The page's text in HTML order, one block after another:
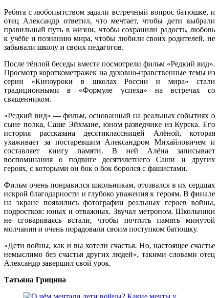
Ребята с любопытством задали встречный вопрос батюшке, и
отец Александр ответил, что мечтает, чтобы дети выбрали
правильный путь в жизни, чтобы сохранили радость, любовь
к учёбе и познанию мира, чтобы любили своих родителей, не
забывали школу и своих педагогов.
После тёплой беседы вместе посмотрели фильм «Редкий вид».
Просмотр короткометражек на духовно-нравственные темы из
серии «Киноуроки в школах России и мира» стали
традиционными в «Формуле успеха» на встречах со
священником.
«Редкий вид» — фильм, основанный на реальных событиях о
сыне полка, Саше Эйхмане, юном разведчике из Курска. Его
история рассказана десятиклассницей Алёной, которая
ухаживает за постаревшим Александром Михайловичем и
составляет книгу памяти. В ней Алёна записывает
воспоминания о подвиге десятилетнего Саши и других
героях, с которыми он бок о бок боролся с фашистами.
Фильм очень понравился школьникам, отозвался в их сердцах
искрой благодарности и глубоко уважения к героям. В финале
на экране появились фотографии реальных героев войны,
подростков: юных и отважных. Звучал метроном. Школьники
не сговариваясь встали, чтобы почтить память минутой
молчания и очень порадовали своим поступком батюшку.
«Дети войны, как и вы хотели счастья. Но, настоящее счастье
немыслимо без счастья других людей», такими словами отец
Александр завершил свой урок.
Татьяна Грицина